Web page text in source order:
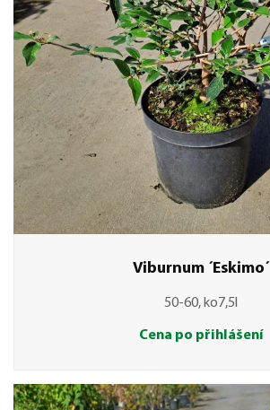
Viburnum ´Eskimo´
50-60, ko7,5l
Cena po přihlášení